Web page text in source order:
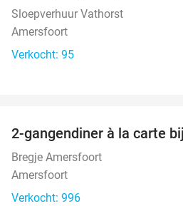
Sloepverhuur Vathorst
Amersfoort
Verkocht: 95
2-gangendiner à la carte
Bregje Amersfoort
Amersfoort
Verkocht: 996